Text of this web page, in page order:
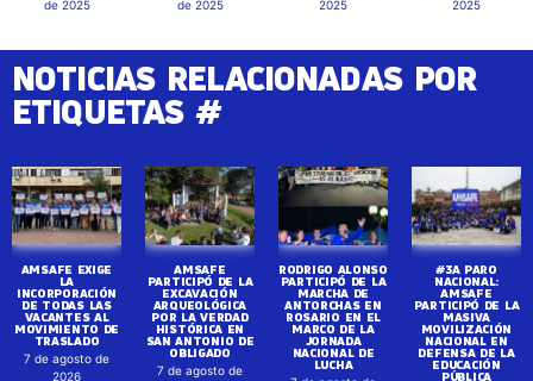
de 2025
de 2025
2025
2025
NOTICIAS RELACIONADAS POR
ETIQUETAS #
AMSAFE EXIGE
LA
INCORPORACIÓN
DE TODAS LAS
VACANTES AL
MOVIMIENTO DE
TRASLADO
7 de agosto de
2026
AMSAFE
PARTICIPÓ DE LA
EXCAVACIÓN
ARQUEOLÓGICA
POR LA VERDAD
HISTÓRICA EN
SAN ANTONIO DE
OBLIGADO
7 de agosto de
RODRIGO ALONSO
PARTICIPÓ DE LA
MARCHA DE
ANTORCHAS EN
ROSARIO EN EL
MARCO DE LA
JORNADA
NACIONAL DE
LUCHA
#3A PARO
NACIONAL:
AMSAFE
PARTICIPÓ DE LA
MASIVA
MOVILIZACIÓN
NACIONAL EN
DEFENSA DE LA
EDUCACIÓN
PÚBLICA